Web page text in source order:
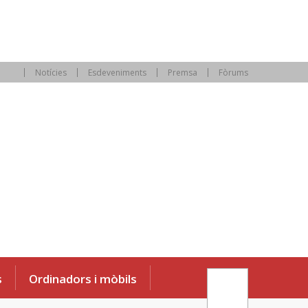
Notícies Esdeveniments Premsa Fòrums
Ordinadors i mòbils